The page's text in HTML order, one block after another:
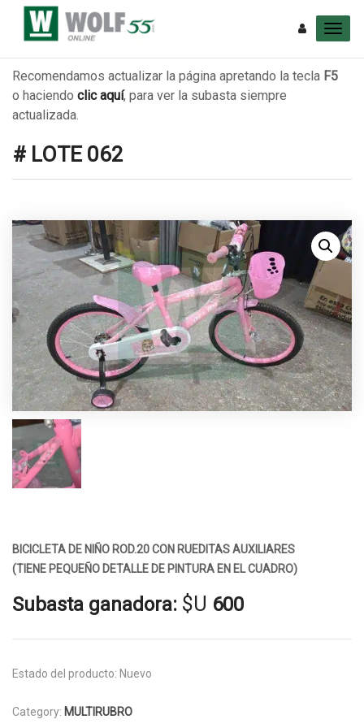
Recomendamos actualizar la página apretando la tecla F5
o haciendo clic aquí, para ver la subasta siempre
actualizada.
# LOTE 062
BICICLETA DE NIÑO ROD.20 CON RUEDITAS AUXILIARES
(TIENE PEQUEÑO DETALLE DE PINTURA EN EL CUADRO)
Subasta ganadora: $U 600
Estado del producto: Nuevo
Category: MULTIRUBRO